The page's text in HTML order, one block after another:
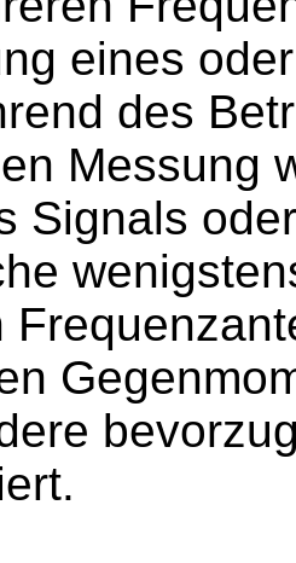
eines
des
Messung
Signals